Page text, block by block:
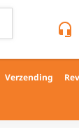
headset_mic
Verzending